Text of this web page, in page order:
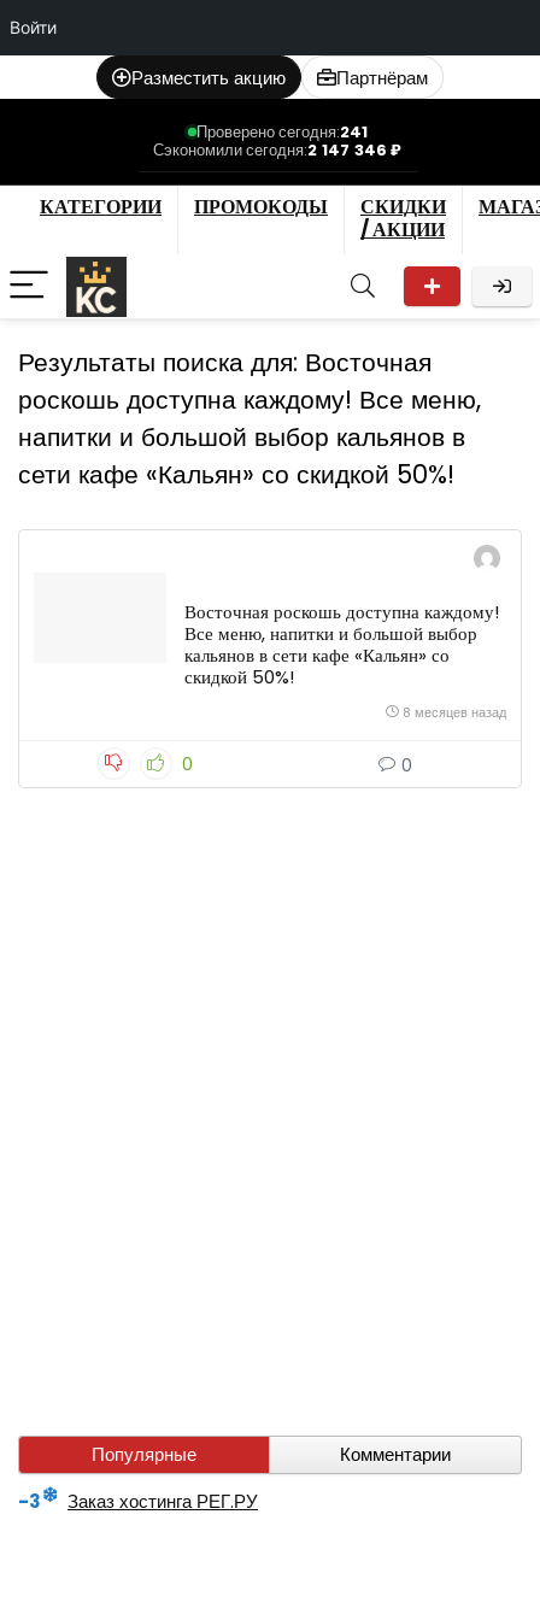
Войти
Разместить акцию Партнёрам
Проверено сегодня:241
Сэкономили сегодня:2 147 346 ₽
КАТЕГОРИИ ПРОМОКОДЫ
СКИДКИ
/ АКЦИИ
Результаты поиска для: Восточная
роскошь доступна каждому! Все меню,
напитки и большой выбор кальянов в
сети кафе «Кальян» со скидкой 50%!
Восточная роскошь доступна каждому!
Все меню, напитки и большой выбор
кальянов в сети кафе «Кальян» со
скидкой 50%!
8 месяцев назад
0 0
Популярные
Комментарии
-3
Заказ хостинга РЕГ.РУ